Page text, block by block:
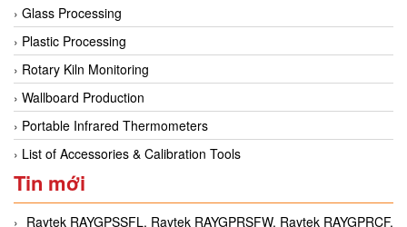
Glass Processing
Plastic Processing
Rotary Kiln Monitoring
Wallboard Production
Portable Infrared Thermometers
List of Accessories & Calibration Tools
Tin mới
Raytek RAYGPSSFL, Raytek RAYGPRSFW, Raytek RAYGPRCF,